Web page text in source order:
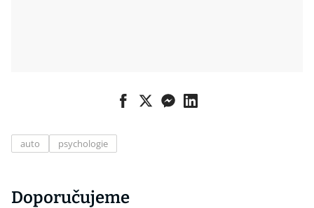
auto psychologie
Doporučujeme